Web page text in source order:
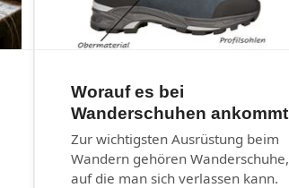
Worauf es bei
Wanderschuhen ankommt
Zur wichtigsten Ausrüstung beim
Wandern gehören Wanderschuhe,
auf die man sich verlassen kann.